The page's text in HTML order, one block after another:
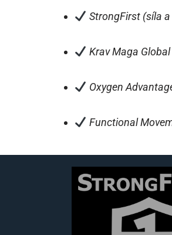
StrongFirst (síla
Krav Maga
Oxygen
Functional